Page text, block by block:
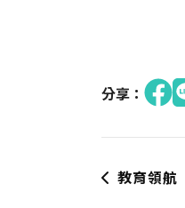
分享：
教育領航